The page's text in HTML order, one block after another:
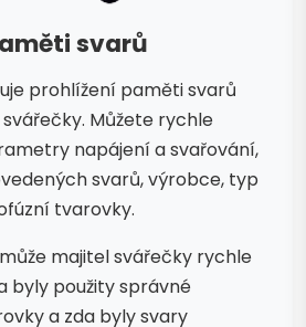
svarů
prohlížení paměti svarů
Můžete rychle
napájení a svařování,
svarů, výrobce, typ
tvarovky.
majitel svářečky rychle
byly použity správné
a zda byly svary